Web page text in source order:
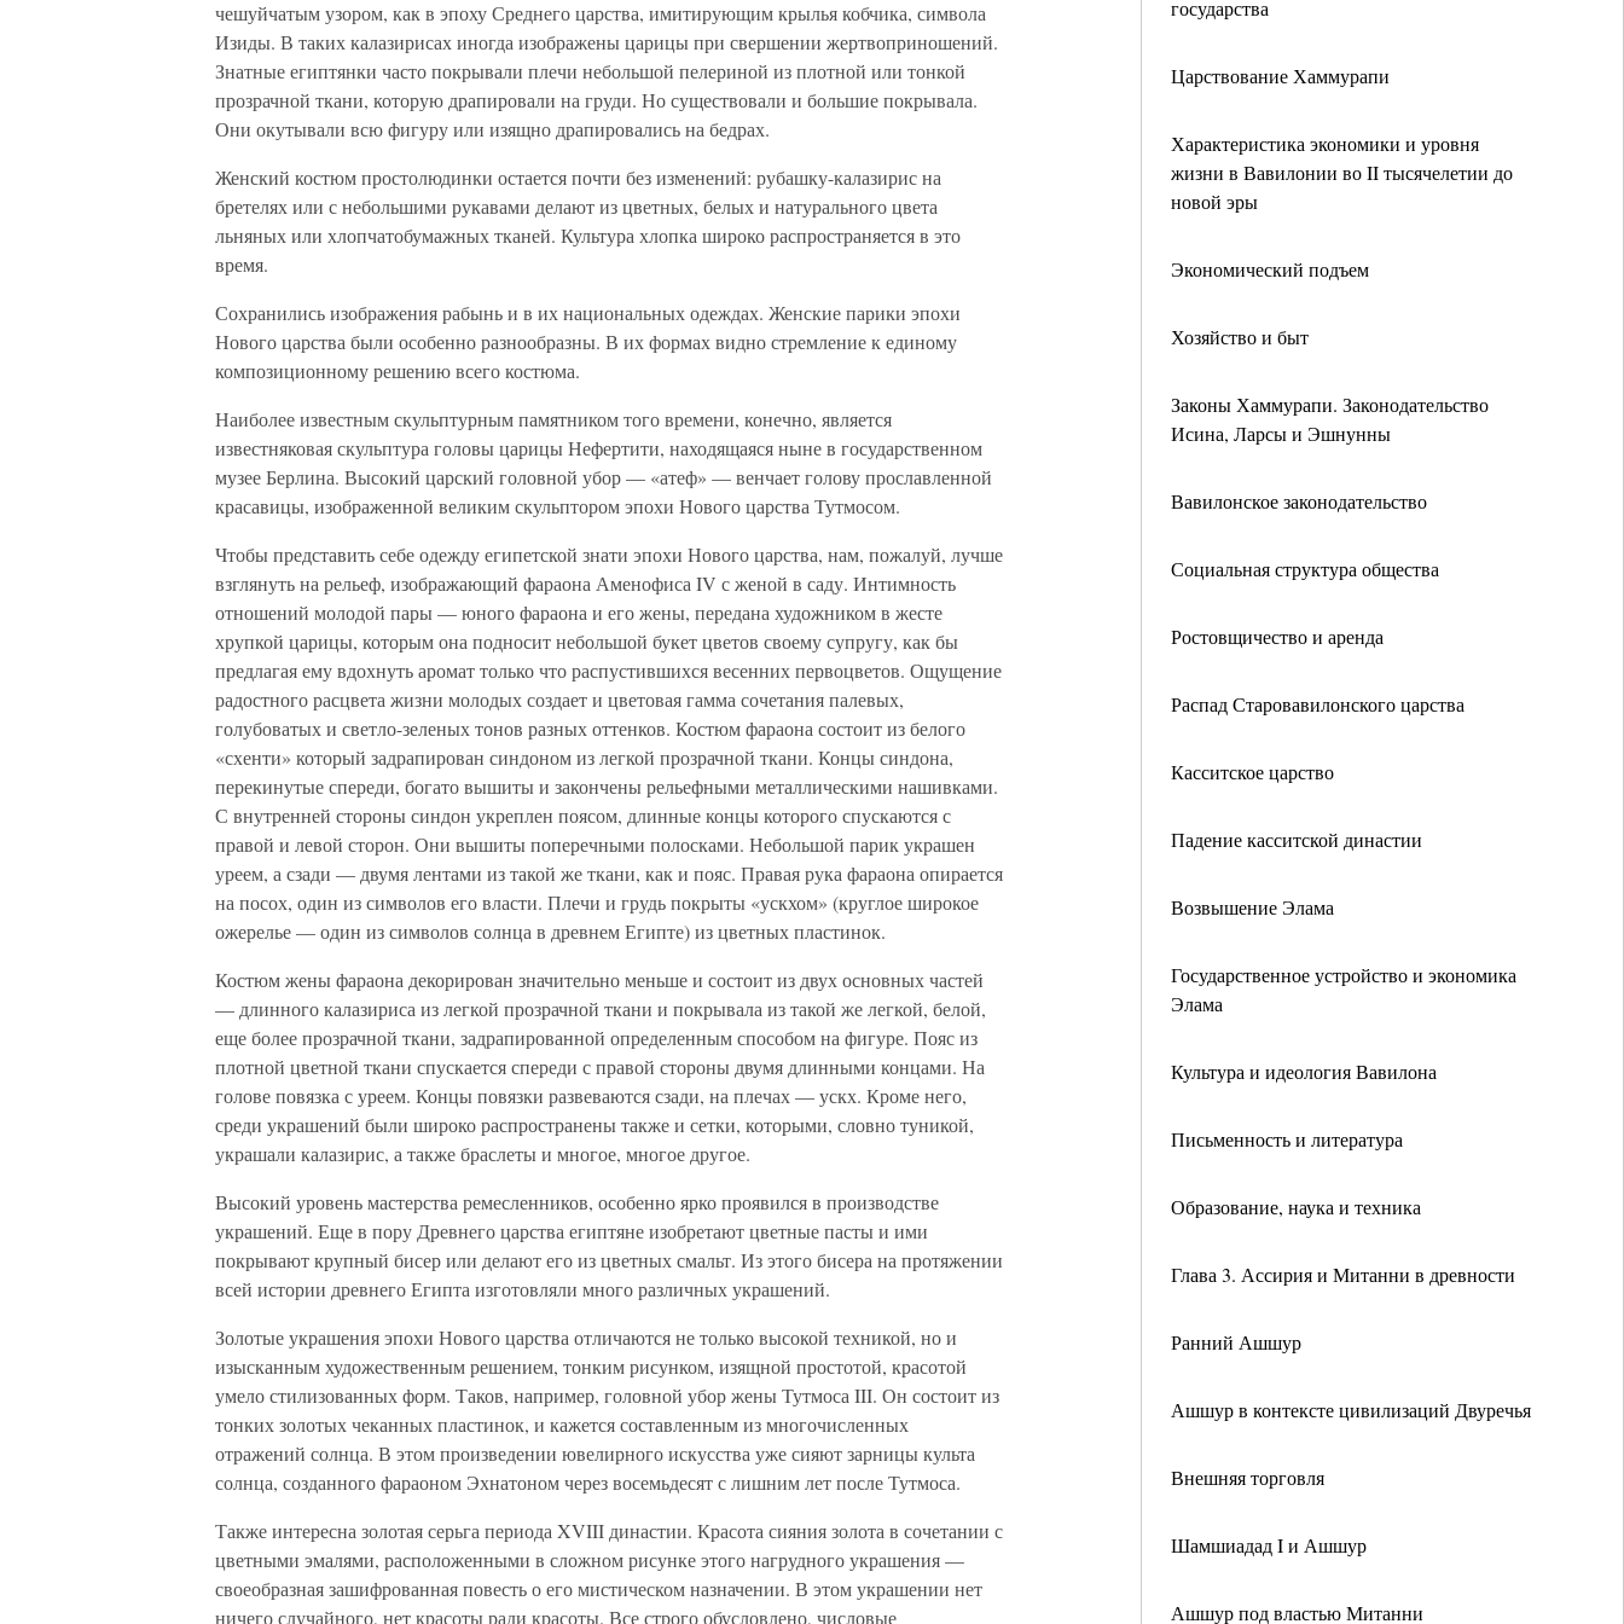
государства
Царствование Хаммурапи
Характеристика экономики и уровня
жизни в Вавилонии во II тысячелетии до
новой эры
Экономический подъем
Хозяйство и быт
Законы Хаммурапи. Законодательство
Исина, Ларсы и Эшнунны
Вавилонское законодательство
Социальная структура общества
Ростовщичество и аренда
Распад Старовавилонского царства
Касситское царство
Падение касситской династии
Возвышение Элама
Государственное устройство и экономика
Элама
Культура и идеология Вавилона
Письменность и литература
Образование, наука и техника
Глава 3. Ассирия и Митанни в древности
Ранний Ашшур
Ашшур в контексте цивилизаций Двуречья
Внешняя торговля
Шамшиадад I и Ашшур
Ашшур под властью Митанни
чешуйчатым узором, как в эпоху Среднего царства, имитирующим крылья кобчика, символа
Изиды. В таких калазирисах иногда изображены царицы при свершении жертвоприношений.
Знатные египтянки часто покрывали плечи небольшой пелериной из плотной или тонкой
прозрачной ткани, которую драпировали на груди. Но существовали и большие покрывала.
Они окутывали всю фигуру или изящно драпировались на бедрах.
Женский костюм простолюдинки остается почти без изменений: рубашку-калазирис на
бретелях или с небольшими рукавами делают из цветных, белых и натурального цвета
льняных или хлопчатобумажных тканей. Культура хлопка широко распространяется в это
время.
Сохранились изображения рабынь и в их национальных одеждах. Женские парики эпохи
Нового царства были особенно разнообразны. В их формах видно стремление к единому
композиционному решению всего костюма.
Наиболее известным скульптурным памятником того времени, конечно, является
известняковая скульптура головы царицы Нефертити, находящаяся ныне в государственном
музее Берлина. Высокий царский головной убор — «атеф» — венчает голову прославленной
красавицы, изображенной великим скульптором эпохи Нового царства Тутмосом.
Чтобы представить себе одежду египетской знати эпохи Нового царства, нам, пожалуй, лучше
взглянуть на рельеф, изображающий фараона Аменофиса IV с женой в саду. Интимность
отношений молодой пары — юного фараона и его жены, передана художником в жесте
хрупкой царицы, которым она подносит небольшой букет цветов своему супругу, как бы
предлагая ему вдохнуть аромат только что распустившихся весенних первоцветов. Ощущение
радостного расцвета жизни молодых создает и цветовая гамма сочетания палевых,
голубоватых и светло-зеленых тонов разных оттенков. Костюм фараона состоит из белого
«схенти» который задрапирован синдоном из легкой прозрачной ткани. Концы синдона,
перекинутые спереди, богато вышиты и закончены рельефными металлическими нашивками.
С внутренней стороны синдон укреплен поясом, длинные концы которого спускаются с
правой и левой сторон. Они вышиты поперечными полосками. Небольшой парик украшен
уреем, а сзади — двумя лентами из такой же ткани, как и пояс. Правая рука фараона опирается
на посох, один из символов его власти. Плечи и грудь покрыты «ускхом» (круглое широкое
ожерелье — один из символов солнца в древнем Египте) из цветных пластинок.
Костюм жены фараона декорирован значительно меньше и состоит из двух основных частей
— длинного калазириса из легкой прозрачной ткани и покрывала из такой же легкой, белой,
еще более прозрачной ткани, задрапированной определенным способом на фигуре. Пояс из
плотной цветной ткани спускается спереди с правой стороны двумя длинными концами. На
голове повязка с уреем. Концы повязки развеваются сзади, на плечах — ускх. Кроме него,
среди украшений были широко распространены также и сетки, которыми, словно туникой,
украшали калазирис, а также браслеты и многое, многое другое.
Высокий уровень мастерства ремесленников, особенно ярко проявился в производстве
украшений. Еще в пору Древнего царства египтяне изобретают цветные пасты и ими
покрывают крупный бисер или делают его из цветных смальт. Из этого бисера на протяжении
всей истории древнего Египта изготовляли много различных украшений.
Золотые украшения эпохи Нового царства отличаются не только высокой техникой, но и
изысканным художественным решением, тонким рисунком, изящной простотой, красотой
умело стилизованных форм. Таков, например, головной убор жены Тутмоса III. Он состоит из
тонких золотых чеканных пластинок, и кажется составленным из многочисленных
отражений солнца. В этом произведении ювелирного искусства уже сияют зарницы культа
солнца, созданного фараоном Эхнатоном через восемьдесят с лишним лет после Тутмоса.
Также интересна золотая серьга периода XVIII династии. Красота сияния золота в сочетании с
цветными эмалями, расположенными в сложном рисунке этого нагрудного украшения —
своеобразная зашифрованная повесть о его мистическом назначении. В этом украшении нет
ничего случайного, нет красоты ради красоты. Все строго обусловлено, числовые